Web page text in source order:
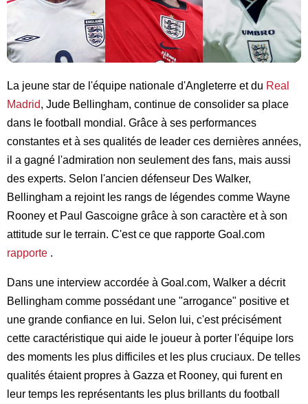
La jeune star de l'équipe nationale d'Angleterre et du Real
Madrid, Jude Bellingham, continue de consolider sa place
dans le football mondial. Grâce à ses performances
constantes et à ses qualités de leader ces dernières années,
il a gagné l'admiration non seulement des fans, mais aussi
des experts. Selon l'ancien défenseur Des Walker,
Bellingham a rejoint les rangs de légendes comme Wayne
Rooney et Paul Gascoigne grâce à son caractère et à son
attitude sur le terrain. C'est ce que rapporte Goal.com
rapporte .
Dans une interview accordée à Goal.com, Walker a décrit
Bellingham comme possédant une "arrogance" positive et
une grande confiance en lui. Selon lui, c'est précisément
cette caractéristique qui aide le joueur à porter l'équipe lors
des moments les plus difficiles et les plus cruciaux. De telles
qualités étaient propres à Gazza et Rooney, qui furent en
leur temps les représentants les plus brillants du football